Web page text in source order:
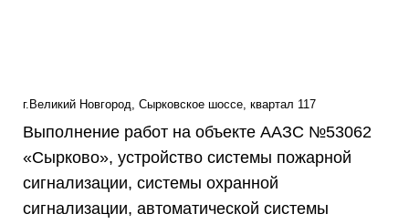
г.Великий Новгород, Сырковское шоссе, квартал 117
Выполнение работ на объекте ААЗС №53062
«Сырково», устройство системы пожарной
сигнализации, системы охранной
сигнализации, автоматической системы